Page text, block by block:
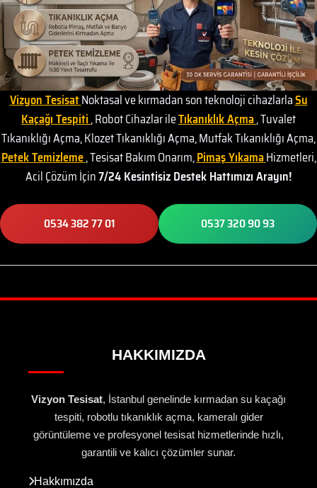
Vizyon TesisatNoktasal ve kırmadan son teknoloji cihazlarlaSu
Kaçağı Tespiti, Robot Cihazlar ileTıkanıklık Açma, Tuvalet
Tıkanıklığı Açma, Klozet Tıkanıklığı Açma, Mutfak Tıkanıklığı Açma,
Petek Temizleme, Tesisat Bakım Onarım,Pimaş YıkamaHizmetleri,
Acil Çözüm İçin7/24 Kesintisiz Destek Hattımızı Arayın!
0534 382 77 01 0537 320 90 93
HAKKIMIZDA
Vizyon Tesisat, İstanbul genelinde kırmadan su kaçağı
tespiti, robotlu tıkanıklık açma, kameralı gider
görüntüleme ve profesyonel tesisat hizmetlerinde hızlı,
garantili ve kalıcı çözümler sunar.
Hakkımızda